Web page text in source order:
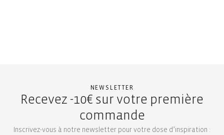
NEWSLETTER
Recevez -10€ sur votre première
commande
Inscrivez-vous à notre newsletter pour votre dose d’inspiration :